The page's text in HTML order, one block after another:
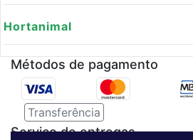
Hortanimal
Métodos de pagamento
Transferência
Serviço de entregas